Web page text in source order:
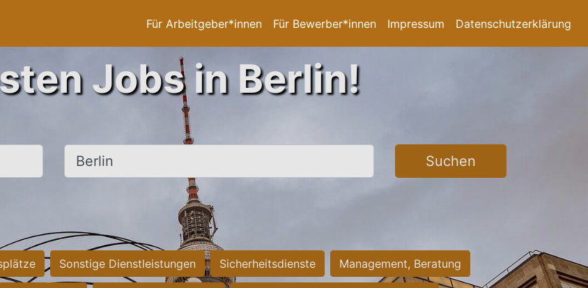
Für Arbeitgeber*innen Für Bewerber*innen Impressum Datenschutzerklärung
Jobs in Berlin!
Ort, Stadt Suchen
Sonstige Dienstleistungen Sicherheitsdienste Management, Beratung